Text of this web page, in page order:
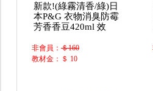
新款!(綠霧清香/綠)日
本P&G 衣物消臭防霉
芳香香豆420ml 效
非會員：＄160
教材金：＄ 10